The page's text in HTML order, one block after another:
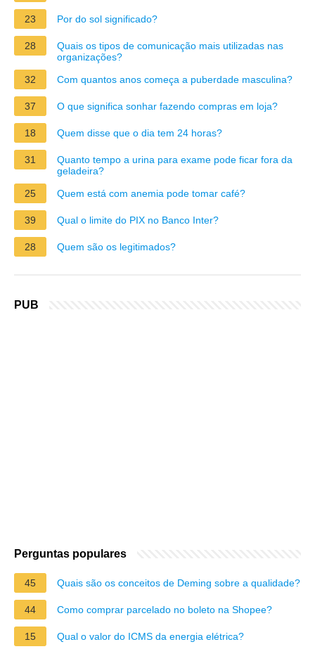
23 Por do sol significado?
28
Quais os tipos de comunicação mais utilizadas nas
organizações?
32
Com quantos anos começa a puberdade masculina?
37 O que significa sonhar fazendo compras em loja?
18 Quem disse que o dia tem 24 horas?
31
Quanto tempo a urina para exame pode ficar fora da
geladeira?
25
Quem está com anemia pode tomar café?
39 Qual o limite do PIX no Banco Inter?
28 Quem são os legitimados?
PUB
Perguntas populares
45 Quais são os conceitos de Deming sobre a qualidade?
44 Como comprar parcelado no boleto na Shopee?
15 Qual o valor do ICMS da energia elétrica?